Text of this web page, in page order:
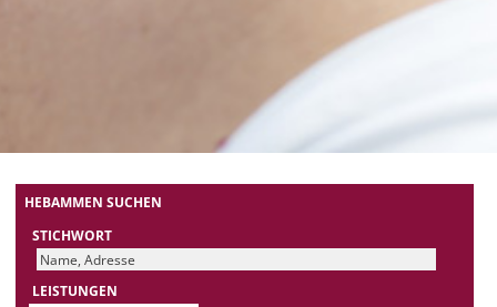
HEBAMMEN SUCHEN
STICHWORT
LEISTUNGEN